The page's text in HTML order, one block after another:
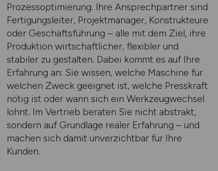
Prozessoptimierung. Ihre Ansprechpartner sind
Fertigungsleiter, Projektmanager, Konstrukteure
oder Geschäftsführung – alle mit dem Ziel, ihre
Produktion wirtschaftlicher, flexibler und
stabiler zu gestalten. Dabei kommt es auf Ihre
Erfahrung an: Sie wissen, welche Maschine für
welchen Zweck geeignet ist, welche Presskraft
nötig ist oder wann sich ein Werkzeugwechsel
lohnt. Im Vertrieb beraten Sie nicht abstrakt,
sondern auf Grundlage realer Erfahrung – und
machen sich damit unverzichtbar für Ihre
Kunden.